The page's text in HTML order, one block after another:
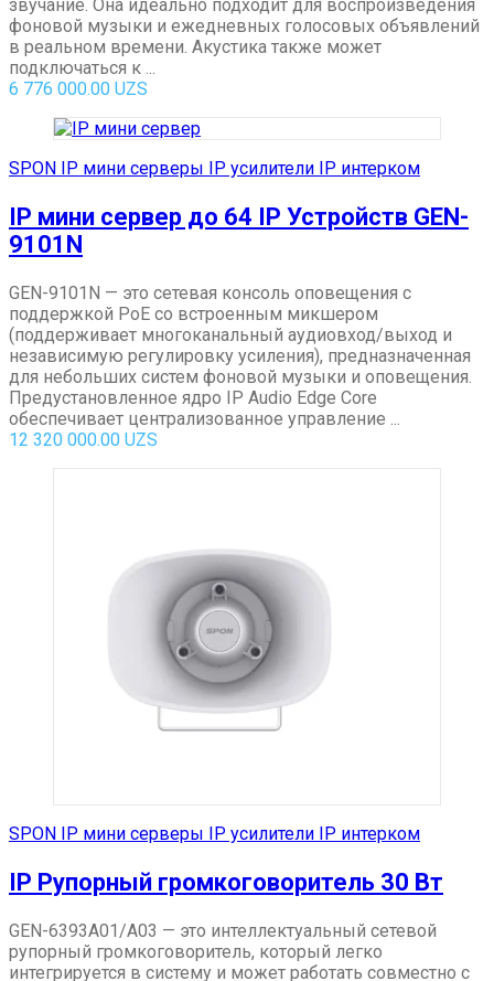
звучание. Она идеально подходит для воспроизведения
фоновой музыки и ежедневных голосовых объявлений
в реальном времени. Акустика также может
подключаться к ...
6 776 000.00 UZS
SPON IP мини серверы IP усилители IP интерком
IP мини сервер до 64 IP Устройств GEN-
9101N
GEN-9101N — это сетевая консоль оповещения с
поддержкой PoE со встроенным микшером
(поддерживает многоканальный аудиовход/выход и
независимую регулировку усиления), предназначенная
для небольших систем фоновой музыки и оповещения.
Предустановленное ядро IP Audio Edge Core
обеспечивает централизованное управление ...
12 320 000.00 UZS
SPON IP мини серверы IP усилители IP интерком
IP Рупорный громкоговоритель 30 Вт
GEN-6393A01/A03 — это интеллектуальный сетевой
рупорный громкоговоритель, который легко
интегрируется в систему и может работать совместно с